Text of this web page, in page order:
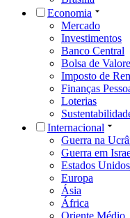
Economia
Mercado
Investimentos
Banco Central
Bolsa de
Imposto de
Finanças
Loterias
Internacional
Guerra na
Guerra em
Estados Unidos
Europa
Ásia
África
Oriente Médio